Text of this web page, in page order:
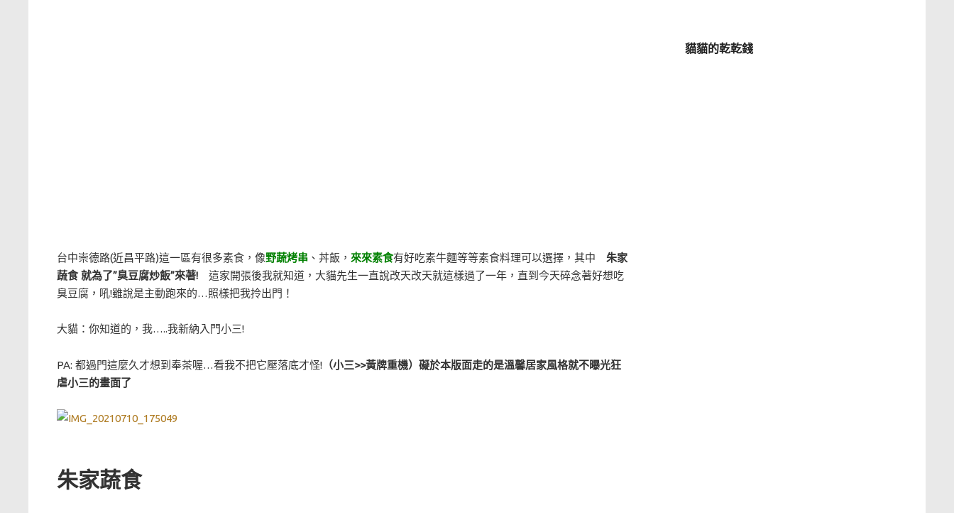
台中崇德路(近昌平路)這一區有很多素食，像野蔬烤串 、丼飯， 來來素食有好吃素牛麵等等素食料理可以選擇，其中 朱家
蔬食 就為了”臭豆腐炒飯”來著! 這家開張後我就知道，大貓先生一直說改天改天就這樣過了一年，直到今天碎念著好想吃
臭豆腐，吼!雖說是主動跑來的…照樣把我拎出門！
大貓：你知道的，我…..我新納入門小三!
PA: 都過門這麼久才想到奉茶喔…看我不把它壓落底才怪! （小三>>黃牌重機）礙於本版面走的是溫馨居家風格就不曝光狂
虐小三的畫面了
朱家蔬食
貓貓的乾乾錢